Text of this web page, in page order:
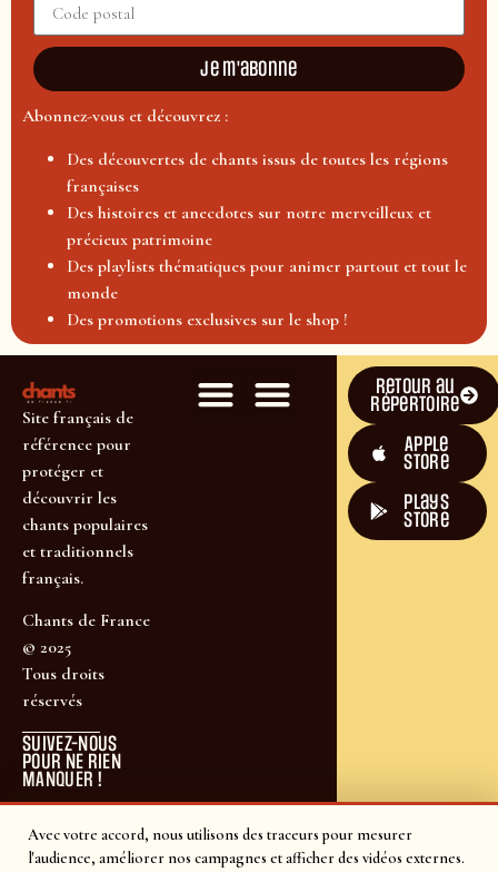
Avec votre accord, nous utilisons des traceurs pour mesurer
l'audience, améliorer nos campagnes et afficher des vidéos externes.
Je m'abonne
Abonnez-vous et découvrez :
Des découvertes de chants issus de toutes les régions
françaises
Des histoires et anecdotes sur notre merveilleux et
précieux patrimoine
Des playlists thématiques pour animer partout et tout le
monde
Des promotions exclusives sur le shop !
Site français de
référence pour
protéger et
découvrir les
chants populaires
et traditionnels
français.
Chants de France
© 2025
Tous droits
réservés
SUIVEZ-NOUS
POUR NE RIEN
MANQUER !
Retour au
répertoire
Apple
Store
plays
store